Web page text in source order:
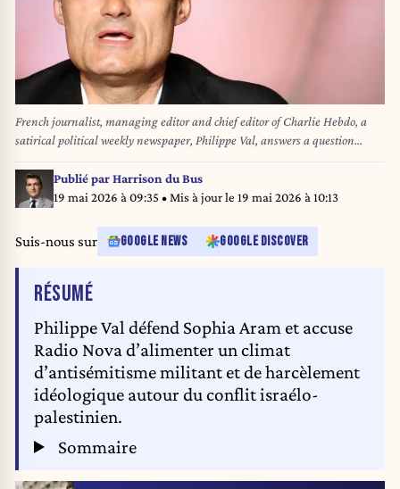
French journalist, managing editor and chief editor of Charlie Hebdo, a
satirical political weekly newspaper, Philippe Val, answers a question
during a press conference for French director Daniel Leconte's film 'It's
Hard Being Loved by Jerks' at the 61st Cannes International Film Festival
on May 16, 2008 in Cannes, southern France. The May 14-25 festival
determined by a jury headed by Hollywood "bad boy" Sean Penn. AFP
PHOTO / Valery Hache Valery HACHE / AFP
Publié parHarrison du Bus
19 mai 2026 à 09:35 • Mis à jour le 19 mai 2026 à 10:13
Suis-nous sur GOOGLE NEWS GOOGLE DISCOVER
RÉSUMÉDE L'ARTICLE
Philippe Val défend Sophia Aram et accuse
Radio Nova d’alimenter un climat
d’antisémitisme militant et de harcèlement
idéologique autour du conflit israélo-
palestinien.
Sommaire